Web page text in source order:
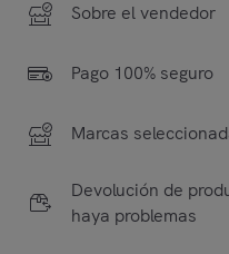
Sobre el vendedor
Pago 100% seguro
Marcas
Devolución de
haya problemas